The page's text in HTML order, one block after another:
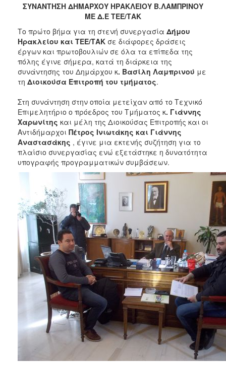
2018
2016
2015
2013
2012
2011
2010
2006
ΕΠΙΣΚΕΠΤΗΣ
ΗΡΑΚΛΕΙΟ
ΣΥΝΑΝΤΗΣΗ ΔΗΜΑΡΧΟΥ ΗΡΑΚΛΕΙΟΥ Β.ΛΑΜΠΡΙΝΟΥ
ΜΕ Δ.Ε ΤΕΕ/ΤΑΚ
Το πρώτο βήμα για τη στενή συνεργασία Δήμου
Ηρακλείου και ΤΕΕ/ΤΑΚ σε διάφορες δράσεις
έργων και πρωτοβουλιών σε όλα τα επίπεδα της
πόλης έγινε σήμερα, κατά τη διάρκεια της
συνάντησης του Δημάρχου κ. Βασίλη Λαμπρινού με
τη Διοικούσα Επιτροπή του τμήματος.
Στη συνάντηση στην οποία μετείχαν από το Τεχνικό
Επιμελητήριο ο πρόεδρος του Τμήματος κ. Γιάννης
Χαρωνίτης και μέλη της Διοικούσας Επιτροπής και οι
Αντιδήμαρχοι Πέτρος Ινιωτάκης και Γιάννης
Αναστασάκης , έγινε μια εκτενής συζήτηση για το
πλαίσιο συνεργασίας ενώ εξετάστηκε η δυνατότητα
υπογραφής προγραμματικών συμβάσεων.